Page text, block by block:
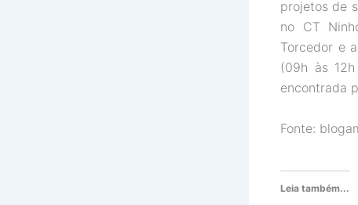
projetos de
no CT
Torcedor e
(09h às
encontrada
Fonte:
Leia também...